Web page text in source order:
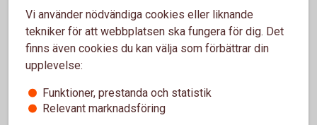
lägga upp fler mottagare. När det är klart skickas det via
posten.
Företag med brutet räkenskapsår
Ett företag med brutet räkenskapsår och som har produkter
som ännu inte är inkluderade i det automatiska
Vi använder nödvändiga cookies eller liknande
tekniker för att webbplatsen ska fungera för dig. Det
finns även cookies du kan välja som förbättrar din
upplevelse:
Funktioner, prestanda och statistik
Relevant marknadsföring